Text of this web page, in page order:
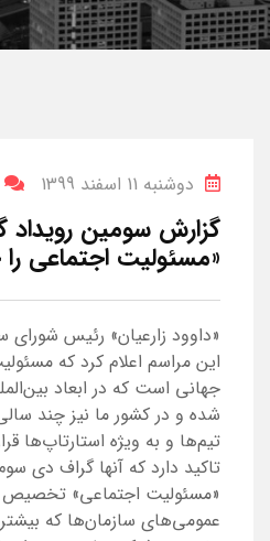
دوشنبه 11 اسفند 1399
گزارش سومین رویداد
«مسئولیت اجتماعی
«داوود زارعیان» رئیس
این مراسم اعلام کرد که
جهانی است که در ابعاد
شده و در کشور ما نیز چند
تیم‌ها و به ویژه استارتاپ‌ها
تاکید دارد که آنها گراف دی
«مسئولیت اجتماعی» تخصیص
عمومی‌های سازمان‌ها که